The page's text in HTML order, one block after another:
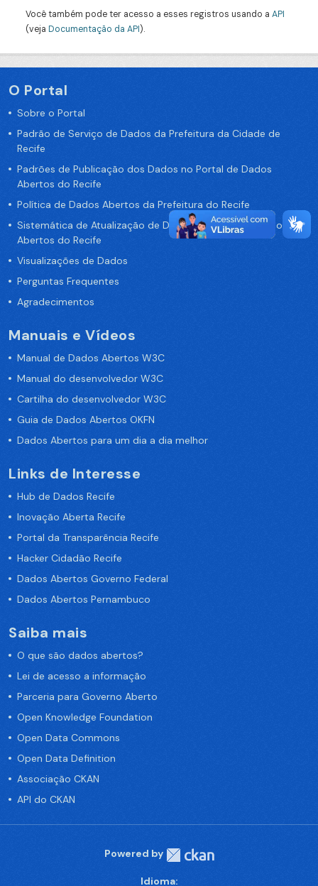
Você também pode ter acesso a esses registros usando a API
(veja Documentação da API).
O Portal
Sobre o Portal
Padrão de Serviço de Dados da Prefeitura da Cidade de
Recife
Padrões de Publicação dos Dados no Portal de Dados
Abertos do Recife
Política de Dados Abertos da Prefeitura do Recife
Sistemática de Atualização de Dados do Portal de Dados
Abertos do Recife
Visualizações de Dados
Perguntas Frequentes
Agradecimentos
Manuais e Vídeos
Manual de Dados Abertos W3C
Manual do desenvolvedor W3C
Cartilha do desenvolvedor W3C
Guia de Dados Abertos OKFN
Dados Abertos para um dia a dia melhor
Links de Interesse
Hub de Dados Recife
Inovação Aberta Recife
Portal da Transparência Recife
Hacker Cidadão Recife
Dados Abertos Governo Federal
Dados Abertos Pernambuco
Saiba mais
O que são dados abertos?
Lei de acesso a informação
Parceria para Governo Aberto
Open Knowledge Foundation
Open Data Commons
Open Data Definition
Associação CKAN
API do CKAN
Powered by
Idioma